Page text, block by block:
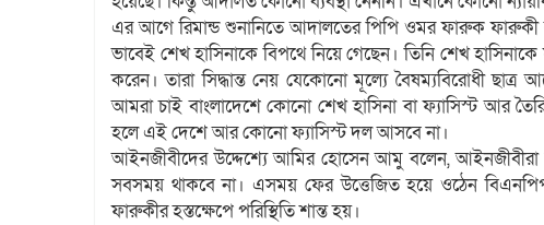
এর আগে রিমান্ড শুনানিতে আদালতের পিপি ওমর ফারুক ফারুকী
ভাবেই শেখ হাসিনাকে বিপথে নিয়ে গেছেন। তিনি শেখ হাসিনাকে
করেন। তারা সিদ্ধান্ত নেয় যেকোনো মূল্যে বৈষম্যবিরোধী
আমরা চাই বাংলাদেশে কোনো শেখ হাসিনা বা ফ্যাসিস্ট আর
হলে এই দেশে আর কোনো ফ্যাসিস্ট দল আসবে না।
আইনজীবীদের উদ্দেশ্যে আমির হোসেন আমু বলেন, আইনজীবীরা
সবসময় থাকবে না। এসময় ফের উত্তেজিত হয়ে ওঠেন
ফারুকীর হস্তক্ষেপে পরিস্থিতি শান্ত হয়।